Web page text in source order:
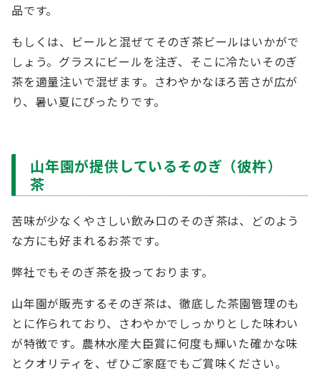
品です。
もしくは、ビールと混ぜてそのぎ茶ビールはいかがで
しょう。グラスにビールを注ぎ、そこに冷たいそのぎ
茶を適量注いで混ぜます。さわやかなほろ苦さが広が
り、暑い夏にぴったりです。
山年園が提供しているそのぎ（彼杵）
茶
苦味が少なくやさしい飲み口のそのぎ茶は、どのよう
な方にも好まれるお茶です。
弊社でもそのぎ茶を扱っております。
山年園が販売するそのぎ茶は、徹底した茶園管理のも
とに作られており、さわやかでしっかりとした味わい
が特徴です。農林水産大臣賞に何度も輝いた確かな味
とクオリティを、ぜひご家庭でもご賞味ください。